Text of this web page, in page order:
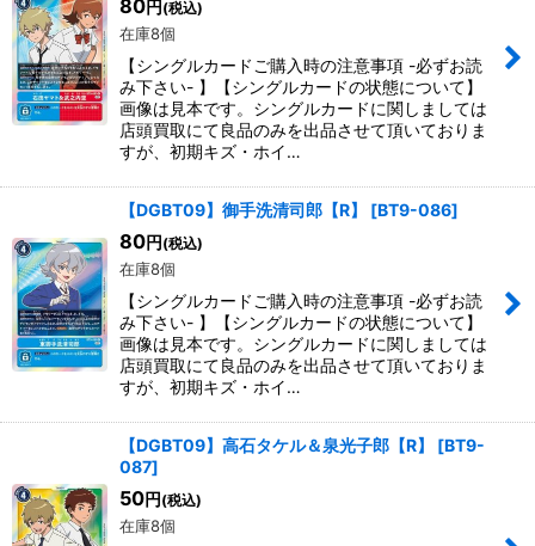
80円 (税込)
在庫8個
【シングルカードご購入時の注意事項 -必ずお読
み下さい- 】【シングルカードの状態について】
画像は見本です。シングルカードに関しましては
店頭買取にて良品のみを出品させて頂いておりま
すが、初期キズ・ホイ…
【DGBT09】御手洗清司郎【R】 [BT9-086]
80円 (税込)
在庫8個
【シングルカードご購入時の注意事項 -必ずお読
み下さい- 】【シングルカードの状態について】
画像は見本です。シングルカードに関しましては
店頭買取にて良品のみを出品させて頂いておりま
すが、初期キズ・ホイ…
【DGBT09】高石タケル＆泉光子郎【R】 [BT9-
087]
50円 (税込)
在庫8個